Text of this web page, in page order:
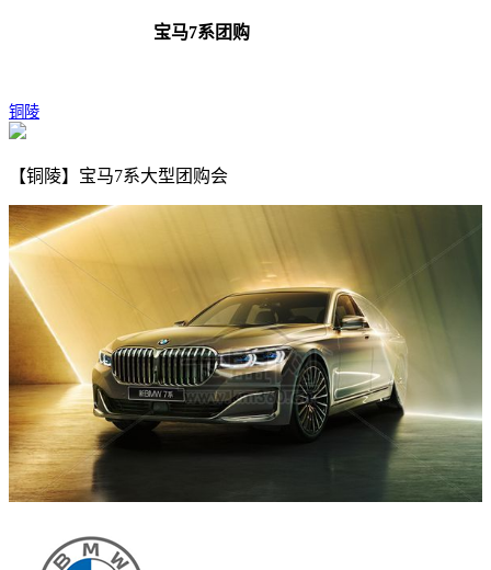
宝马7系团购
铜陵
【铜陵】宝马7系大型团购会